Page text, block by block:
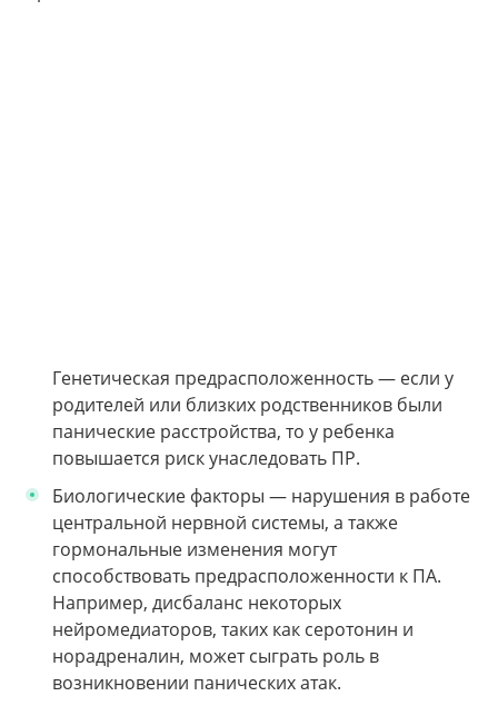
Генетическая предрасположенность — если у
родителей или близких родственников были
панические расстройства, то у ребенка
повышается риск унаследовать ПР.
Биологические факторы — нарушения в работе
центральной нервной системы, а также
гормональные изменения могут
способствовать предрасположенности к ПА.
Например, дисбаланс некоторых
нейромедиаторов, таких как серотонин и
норадреналин, может сыграть роль в
возникновении панических атак.